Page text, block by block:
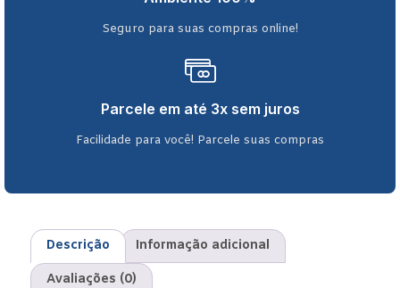
Seguro para suas compras online!
Parcele em até 3x sem juros
Facilidade para você! Parcele suas compras
Descrição Informação adicional
Avaliações (0)